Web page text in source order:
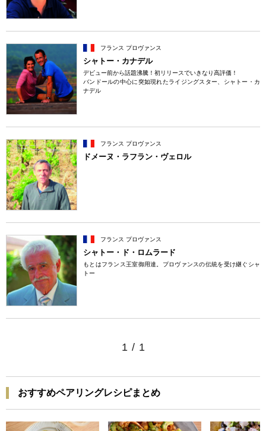
フランス プロヴァンス
シャトー・カナデル
デビュー前から話題沸騰！初リリースでいきなり高評価！
バンドールの中心に突如現れたライジングスター、シャトー・カ
ナデル
フランス プロヴァンス
ドメーヌ・ラフラン・ヴェロル
フランス プロヴァンス
シャトー・ド・ロムラード
もとはフランス王室御用達。プロヴァンスの伝統を受け継ぐシャ
トー
1 / 1
おすすめペアリングレシピまとめ